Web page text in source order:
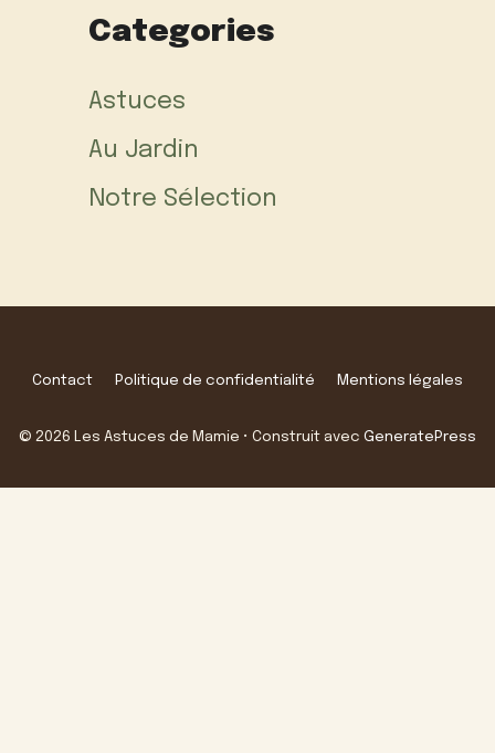
Categories
Astuces
Au Jardin
Notre Sélection
Contact Politique de confidentialité Mentions légales
© 2026 Les Astuces de Mamie • Construit avec GeneratePress